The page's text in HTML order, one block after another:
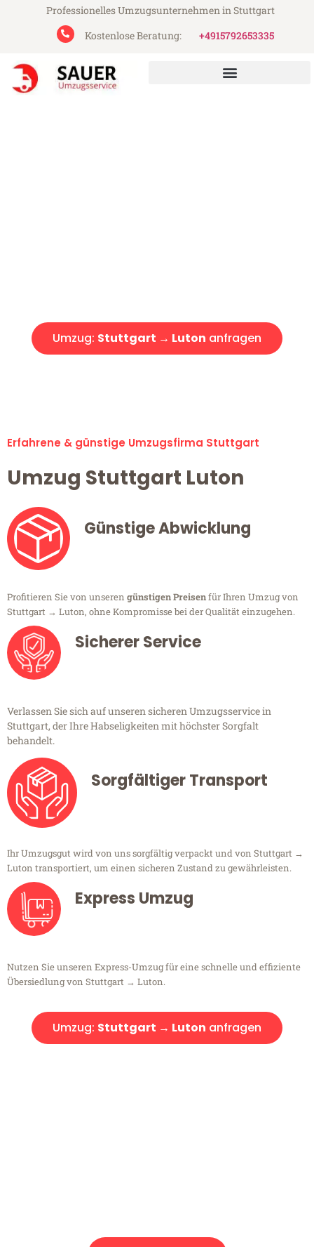
Professionelles Umzugsunternehmen in Stuttgart
Kostenlose Beratung:
+4915792653335
Umzug: Stuttgart → Luton anfragen
Erfahrene & günstige Umzugsfirma Stuttgart
Umzug Stuttgart Luton
Günstige Abwicklung
Profitieren Sie von unseren günstigen Preisenfür Ihren Umzug von
Stuttgart → Luton, ohne Kompromisse bei der Qualität einzugehen.
Sicherer Service
Verlassen Sie sich auf unseren sicheren Umzugsservice in
Stuttgart, der Ihre Habseligkeiten mit höchster Sorgfalt
behandelt.
Sorgfältiger Transport
Ihr Umzugsgut wird von uns sorgfältig verpackt und von Stuttgart →
Luton transportiert, um einen sicheren Zustand zu gewährleisten.
Express Umzug
Nutzen Sie unseren Express-Umzug für eine schnelle und effiziente
Übersiedlung von Stuttgart → Luton.
Umzug: Stuttgart → Luton anfragen